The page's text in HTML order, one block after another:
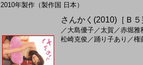
2010年製作（製作国 日本）
さんかく(2010)［Ｂ
／ 大島優子／ 太賀 ／赤堀雅
松崎克俊 ／踊り子あり ／権